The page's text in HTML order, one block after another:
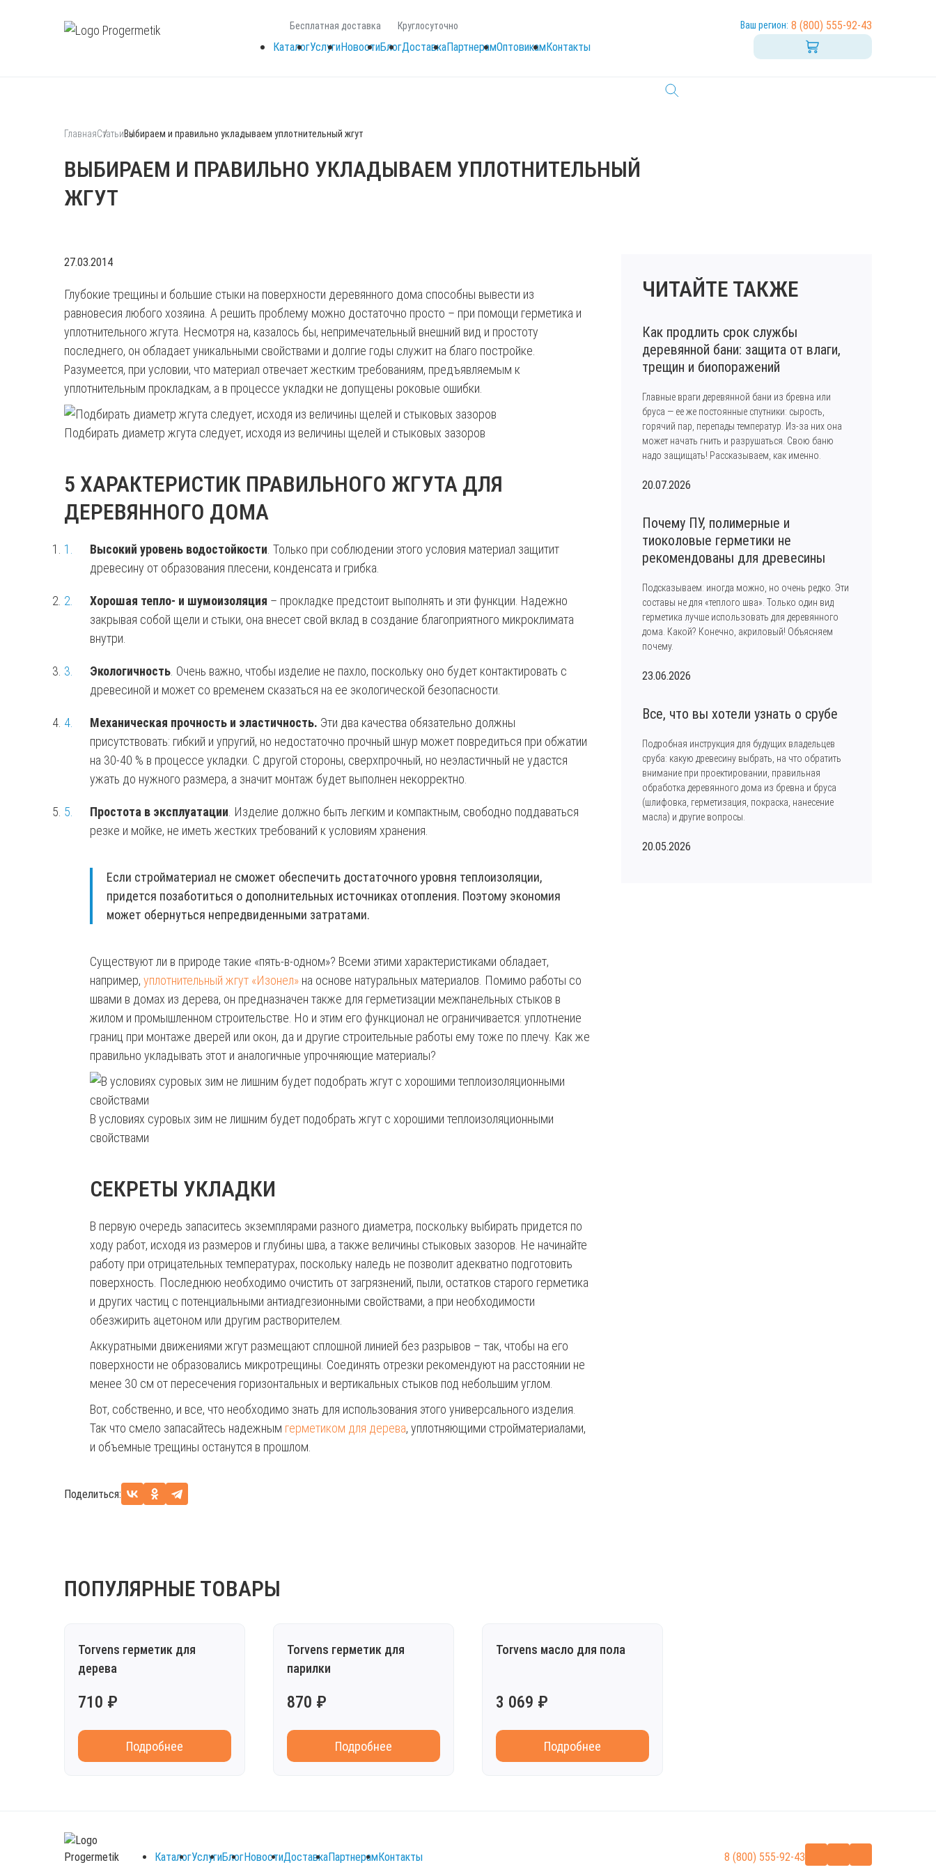
Бесплатная доставка Круглосуточно Ваш регион: 8 (800) 555-92-43
КаталогУслугиНовостиБлогДоставкаПартнерамОптовикамКонтакты
ГлавнаяСтатьиВыбираем и правильно укладываем уплотнительный жгут
ВЫБИРАЕМ И ПРАВИЛЬНО УКЛАДЫВАЕМ УПЛОТНИТЕЛЬНЫЙ
ЖГУТ
27.03.2014
Глубокие трещины и большие стыки на поверхности деревянного дома способны вывести из
равновесия любого хозяина. А решить проблему можно достаточно просто – при помощи герметика и
уплотнительного жгута. Несмотря на, казалось бы, непримечательный внешний вид и простоту
последнего, он обладает уникальными свойствами и долгие годы служит на благо постройке.
Разумеется, при условии, что материал отвечает жестким требованиям, предъявляемым к
уплотнительным прокладкам, а в процессе укладки не допущены роковые ошибки.
Подбирать диаметр жгута следует, исходя из величины щелей и стыковых зазоров
5 ХАРАКТЕРИСТИК ПРАВИЛЬНОГО ЖГУТА ДЛЯ
ДЕРЕВЯННОГО ДОМА
Высокий уровень водостойкости . Только при соблюдении этого условия материал защитит
древесину от образования плесени, конденсата и грибка.
Хорошая тепло- и шумоизоляция – прокладке предстоит выполнять и эти функции. Надежно
закрывая собой щели и стыки, она внесет свой вклад в создание благоприятного микроклимата
внутри.
Экологичность . Очень важно, чтобы изделие не пахло, поскольку оно будет контактировать с
древесиной и может со временем сказаться на ее экологической безопасности.
Механическая прочность и эластичность. Эти два качества обязательно должны
присутствовать: гибкий и упругий, но недостаточно прочный шнур может повредиться при обжатии
на 30-40 % в процессе укладки. С другой стороны, сверхпрочный, но неэластичный не удастся
ужать до нужного размера, а значит монтаж будет выполнен некорректно.
Простота в эксплуатации . Изделие должно быть легким и компактным, свободно поддаваться
резке и мойке, не иметь жестких требований к условиям хранения.
Если стройматериал не сможет обеспечить достаточного уровня теплоизоляции,
придется позаботиться о дополнительных источниках отопления. Поэтому экономия
может обернуться непредвиденными затратами.
Существуют ли в природе такие «пять-в-одном»? Всеми этими характеристиками обладает,
например, уплотнительный жгут «Изонел» на основе натуральных материалов. Помимо работы со
швами в домах из дерева, он предназначен также для герметизации межпанельных стыков в
жилом и промышленном строительстве. Но и этим его функционал не ограничивается: уплотнение
границ при монтаже дверей или окон, да и другие строительные работы ему тоже по плечу. Как же
правильно укладывать этот и аналогичные упрочняющие материалы?
В условиях суровых зим не лишним будет подобрать жгут с хорошими теплоизоляционными
свойствами
СЕКРЕТЫ УКЛАДКИ
В первую очередь запаситесь экземплярами разного диаметра, поскольку выбирать придется по
ходу работ, исходя из размеров и глубины шва, а также величины стыковых зазоров. Не начинайте
работу при отрицательных температурах, поскольку наледь не позволит адекватно подготовить
поверхность. Последнюю необходимо очистить от загрязнений, пыли, остатков старого герметика
и других частиц с потенциальными антиадгезионными свойствами, а при необходимости
обезжирить ацетоном или другим растворителем.
Аккуратными движениями жгут размещают сплошной линией без разрывов – так, чтобы на его
поверхности не образовались микротрещины. Соединять отрезки рекомендуют на расстоянии не
менее 30 см от пересечения горизонтальных и вертикальных стыков под небольшим углом.
Вот, собственно, и все, что необходимо знать для использования этого универсального изделия.
Так что смело запасайтесь надежным герметиком для дерева, уплотняющими стройматериалами,
и объемные трещины останутся в прошлом.
Поделиться:
ЧИТАЙТЕ ТАКЖЕ
Как продлить срок службы
деревянной бани: защита от влаги,
трещин и биопоражений
Главные враги деревянной бани из бревна или
бруса — ее же постоянные спутники: сырость,
горячий пар, перепады температур. Из-за них она
может начать гнить и разрушаться. Свою баню
надо защищать! Рассказываем, как именно.
20.07.2026
Почему ПУ, полимерные и
тиоколовые герметики не
рекомендованы для древесины
Подсказываем: иногда можно, но очень редко. Эти
составы не для «теплого шва». Только один вид
герметика лучше использовать для деревянного
дома. Какой? Конечно, акриловый! Объясняем
почему.
23.06.2026
Все, что вы хотели узнать о срубе
Подробная инструкция для будущих владельцев
сруба: какую древесину выбрать, на что обратить
внимание при проектировании, правильная
обработка деревянного дома из бревна и бруса
(шлифовка, герметизация, покраска, нанесение
масла) и другие вопросы.
20.05.2026
ПОПУЛЯРНЫЕ ТОВАРЫ
Torvens герметик для
дерева
710 ₽
Подробнее
Torvens герметик для
парилки
870 ₽
Подробнее
Torvens масло для пола
3 069 ₽
Подробнее
КаталогУслугиБлогНовостиДоставкаПартнерамКонтакты 8 (800) 555-92-43